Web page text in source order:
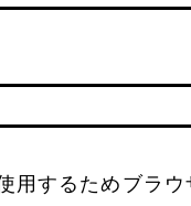
用するためブラ